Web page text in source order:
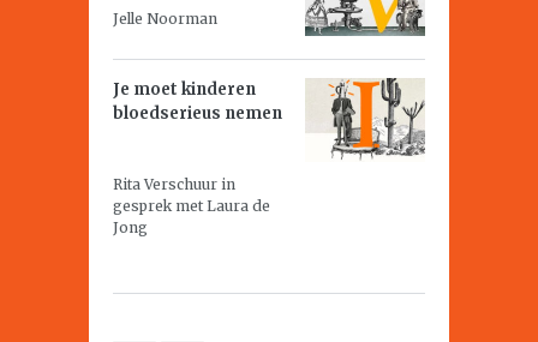
Jelle Noorman
Je moet kinderen
bloedserieus nemen
Rita Verschuur in
gesprek met Laura de
Jong